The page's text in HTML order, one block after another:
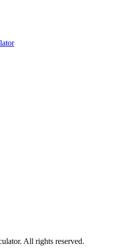
All rights reserved.